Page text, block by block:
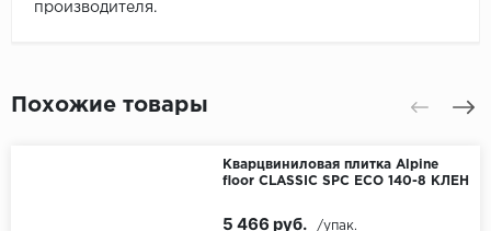
производителя.
Похожие товары
Кварцвиниловая плитка Alpine
floor CLASSIC SPC ЕСО 140-8 КЛЕН
5 466 руб. /упак.